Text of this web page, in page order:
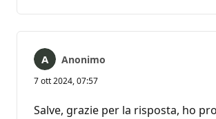
Anonimo
7 ott 2024, 07:57
Salve, grazie per la risposta, ho